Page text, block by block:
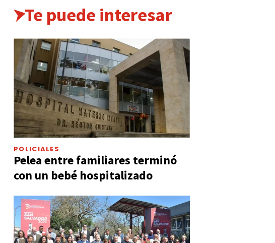
Te puede interesar
POLICIALES
Pelea entre familiares terminó
con un bebé hospitalizado